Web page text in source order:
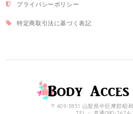
プライバシーポリシー
特定商取引法に基づく表記
〒409-3851 山梨県中巨摩郡昭